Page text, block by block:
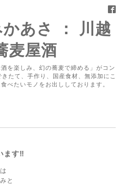
あさ ： 川越
麦屋酒
を楽しみ、幻の蕎麦で締める」がコン
たて、手作り、国産食材、無添加にこ
べたいモノをお出ししております。
ます‼
と